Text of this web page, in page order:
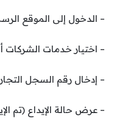
– الدخول إلى الموقع
– اختيار خدمات الشركات
– إدخال رقم السجل
– عرض حالة الإيداع (تم